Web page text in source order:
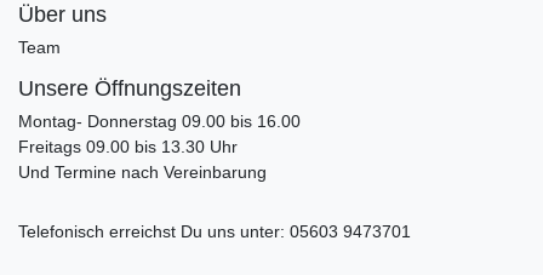
Über uns
Team
Unsere Öffnungszeiten
Montag- Donnerstag 09.00 bis 16.00
Freitags 09.00 bis 13.30 Uhr
Und Termine nach Vereinbarung
Telefonisch erreichst Du uns unter: 05603 9473701